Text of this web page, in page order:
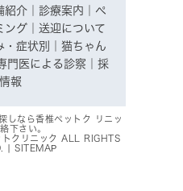
紹介 診療案内
ペ
ング
送迎について
・症状別
猫ちゃん
門医による診察
採
報
しなら香椎ペットク リニッ
下さい。
クリニック ALL RIGHTS
| SITEMAP